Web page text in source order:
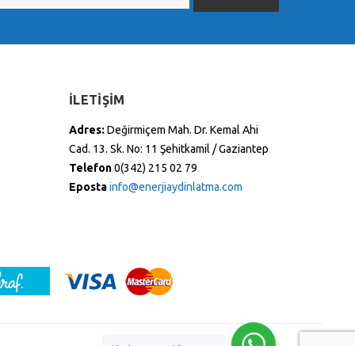
İLETİŞİM
Adres: Değirmiçem Mah. Dr. Kemal Ahi
Cad. 13. Sk. No: 11 Şehitkamil / Gaziantep
Telefon0(342) 215 02 79
Epostainfo@enerjiaydinlatma.com